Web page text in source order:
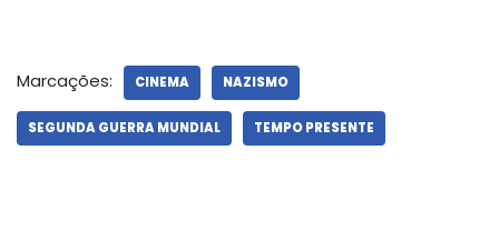
Marcações: CINEMA NAZISMO
SEGUNDA GUERRA MUNDIAL TEMPO PRESENTE